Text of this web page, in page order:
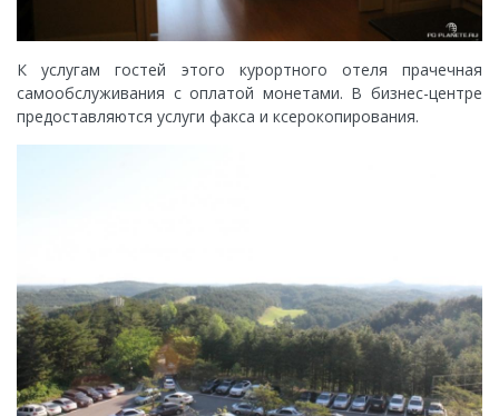
К услугам гостей этого курортного отеля прачечная
самообслуживания с оплатой монетами. В бизнес-центре
предоставляются услуги факса и ксерокопирования.